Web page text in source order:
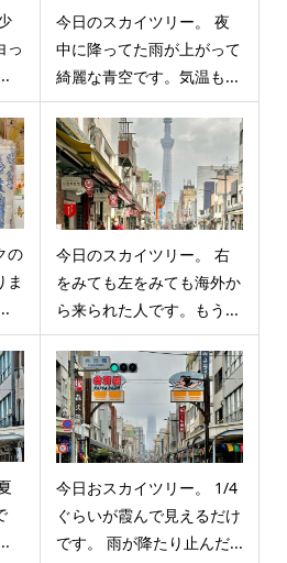
っ
今日のスカイツリー。 夜
中に降ってた雨が上がって
綺麗な青空です。気温も...
の
ま
今日のスカイツリー。 右
をみても左をみても海外か
ら来られた人です。もう...
今日おスカイツリー。 1/4
ぐらいが霞んで見えるだけ
です。 雨が降たり止んだ...